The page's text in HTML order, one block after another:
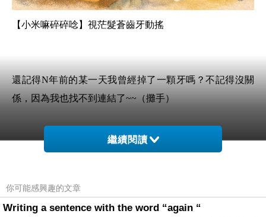
【小米嘛碎碎唸】視茫髮蒼齒牙動搖
還記得N年前的某一天我曾經掉了一顆牙嗎？不記得沒關
係，因為我也找不到連結了~~（攤手）
總而言之言而總之，在查了之前寫的文章後才發現，原來
一劫，在回到從小看到大的牙醫就診後，老牙醫伯伯替我
補了牙，告訴我：「你都不會痛齁？那我們等痛了再來處
繼續閱讀
你可能感興趣的文章
Writing a sentence with the word “again “